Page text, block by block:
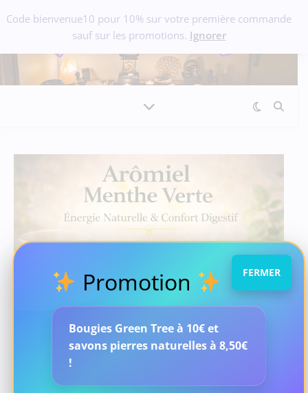
Code bienvenue10 pour 10% sur votre première commande
sauf sur les promotions. Ignorer
Promotion
Bougies Green Tree à 10€ et
savons pierres naturelles à 8,50€
!
FERMER